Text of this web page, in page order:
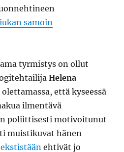
samoin
tyrmistys on ollut
Helena
että kyseessä
ilmentävä
poliittisesti motivoitunut
muistikuvat hänen
ehtivät jo